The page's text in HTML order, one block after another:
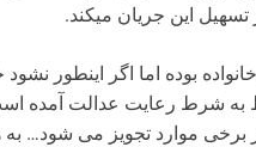
این جریان میکند.
بوده اما اگر
شرط رعایت عدالت آمده است
موارد تجویز می شود… به